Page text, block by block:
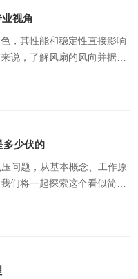
视角
，其性能和稳定性直接影响
说，了解风扇的风向并据此
业角度解读散热风扇风向，
。一、散热风扇风向的含义
多少伏的
问题，从基本概念、工作原
们将一起探索这个看似简单
【一、基本概念】电脑CPU
通过旋转叶片驱动空气流